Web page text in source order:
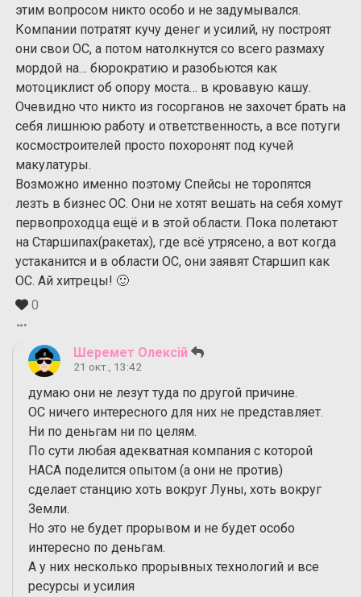
этим вопросом никто особо и не задумывался.
Компании потратят кучу денег и усилий, ну построят
они свои ОС, а потом натолкнутся со всего размаху
мордой на… бюрократию и разобьются как
мотоциклист об опору моста… в кровавую кашу.
Очевидно что никто из госорганов не захочет брать на
себя лишнюю работу и ответственность, а все потуги
космостроителей просто похоронят под кучей
макулатуры.
Возможно именно поэтому Спейсы не торопятся
лезть в бизнес ОС. Они не хотят вешать на себя хомут
первопроходца ещё и в этой области. Пока полетают
на Старшипах(ракетах), где всё утрясено, а вот когда
устаканится и в области ОС, они заявят Старшип как
ОС. Ай хитрецы! 🙂
0
Шеремет Олексій
21 окт., 13:42
думаю они не лезут туда по другой причине.
ОС ничего интересного для них не представляет.
Ни по деньгам ни по целям.
По сути любая адекватная компания с которой
НАСА поделится опытом (а они не против)
сделает станцию хоть вокруг Луны, хоть вокруг
Земли.
Но это не будет прорывом и не будет особо
интересно по деньгам.
А у них несколько прорывных технологий и все
ресурсы и усилия